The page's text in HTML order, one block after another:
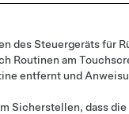
des Steuergeräts für
Routinen am
entfernt und
Sicherstellen, dass